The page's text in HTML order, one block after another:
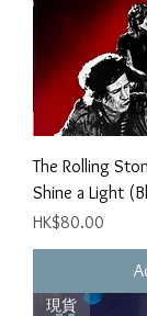
The Rolling
Shine a Light
Price
HK$80.00
現貨